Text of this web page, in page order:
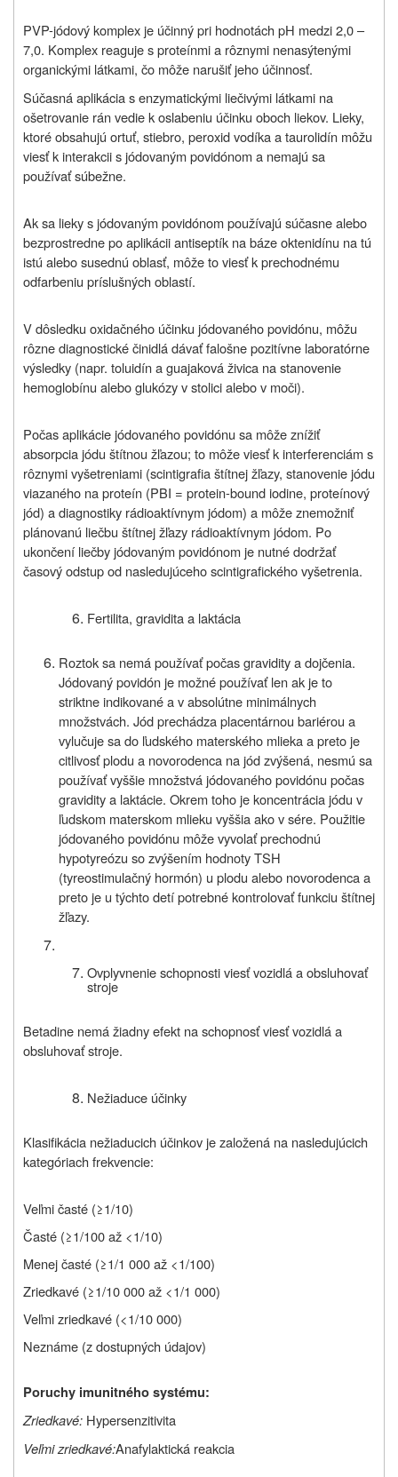
PVP-jódový komplex je účinný pri hodnotách pH medzi 2,0 –
7,0. Komplex reaguje s proteínmi a rôznymi nenasýtenými
organickými látkami, čo môže narušiť jeho účinnosť.
Súčasná aplikácia s enzymatickými liečivými látkami na
ošetrovanie rán vedie k oslabeniu účinku oboch liekov. Lieky,
ktoré obsahujú ortuť, stiebro, peroxid vodíka a taurolidín môžu
viesť k interakcii s jódovaným povidónom a nemajú sa
používať súbežne.
Ak sa lieky s jódovaným povidónom používajú súčasne alebo
bezprostredne po aplikácii antiseptík na báze oktenidínu na tú
istú alebo susednú oblasť, môže to viesť k prechodnému
odfarbeniu príslušných oblastí.
V dôsledku oxidačného účinku jódovaného povidónu, môžu
rôzne diagnostické činidlá dávať falošne pozitívne laboratórne
výsledky (napr. toluidín a guajaková živica na stanovenie
hemoglobínu alebo glukózy v stolici alebo v moči).
Počas aplikácie jódovaného povidónu sa môže znížiť
absorpcia jódu štítnou žľazou; to môže viesť k interferenciám s
rôznymi vyšetreniami (scintigrafia štítnej žľazy, stanovenie jódu
viazaného na proteín (PBI = protein-bound iodine, proteínový
jód) a diagnostiky rádioaktívnym jódom) a môže znemožniť
plánovanú liečbu štítnej žľazy rádioaktívnym jódom. Po
ukončení liečby jódovaným povidónom je nutné dodržať
časový odstup od nasledujúceho scintigrafického vyšetrenia.
Fertilita, gravidita a laktácia
Roztok sa nemá používať počas gravidity a dojčenia.
Jódovaný povidón je možné používať len ak je to
striktne indikované a v absolútne minimálnych
množstvách. Jód prechádza placentárnou bariérou a
vylučuje sa do ľudského materského mlieka a preto je
citlivosť plodu a novorodenca na jód zvýšená, nesmú sa
používať vyššie množstvá jódovaného povidónu počas
gravidity a laktácie. Okrem toho je koncentrácia jódu v
ľudskom materskom mlieku vyššia ako v sére. Použitie
jódovaného povidónu môže vyvolať prechodnú
hypotyreózu so zvýšením hodnoty TSH
(tyreostimulačný hormón) u plodu alebo novorodenca a
preto je u týchto detí potrebné kontrolovať funkciu štítnej
žľazy.
Ovplyvnenie schopnosti viesť vozidlá a obsluhovať
stroje
Betadine nemá žiadny efekt na schopnosť viesť vozidlá a
obsluhovať stroje.
Nežiaduce účinky
Klasifikácia nežiaducich účinkov je založená na nasledujúcich
kategóriach frekvencie:
Veľmi časté (≥1/10)
Časté (≥1/100 až <1/10)
Menej časté (≥1/1 000 až <1/100)
Zriedkavé (≥1/10 000 až <1/1 000)
Veľmi zriedkavé (<1/10 000)
Neznáme (z dostupných údajov)
Poruchy imunitného systému:
Zriedkavé: Hypersenzitivita
Veľmi zriedkavé:Anafylaktická reakcia